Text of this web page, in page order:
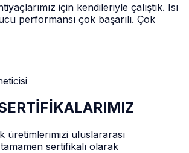
için kendileriyle çalıştık. Isı
performansı çok başarılı. Çok
üretimlerimizi uluslararası
sertifikalı olarak